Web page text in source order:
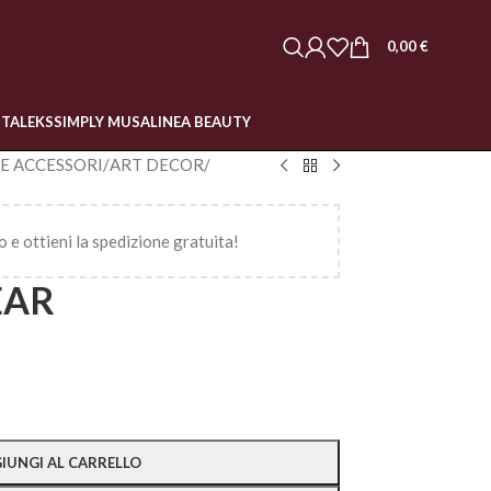
0,00€
SIMPLY MUSALINEA BEAUTY
ACCESSORI/ART DECOR/
e ottieni la spedizione gratuita!
AL CARRELLO